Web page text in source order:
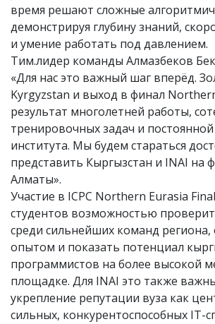
время решают сложные
демонстрируя глубину знаний,
и умение работать под давлением.
Тим.лидер команды Алмазбеков
«Для нас это важный шаг вперёд.
Kyrgyzstan и выход в финал
результат многолетней работы,
тренировочных задач и
института. Мы будем стараться
представить Кыргызстан и INAI на
Алматы».
Участие в ICPC Northern Eurasia
студентов возможностью
среди сильнейших команд региона,
опытом и показать потенциал
программистов на более высокой
площадке. Для INAI это также
укрепление репутации вуза как
сильных, конкурентоспособных IT-